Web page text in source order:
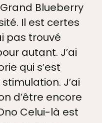
Blueberry
Il est certes
pas trouvé
autant. J’ai
qui s’est
J’ai
d’être encore
Celui-là est